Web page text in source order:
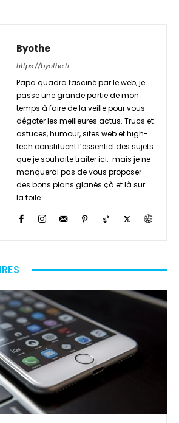
Byothe
https://byothe.fr
Papa quadra fasciné par le web, je
passe une grande partie de mon
temps à faire de la veille pour vous
dégoter les meilleures actus. Trucs et
astuces, humour, sites web et high-
tech constituent l’essentiel des sujets
que je souhaite traiter ici… mais je ne
manquerai pas de vous proposer
des bons plans glanés çà et là sur
la toile…